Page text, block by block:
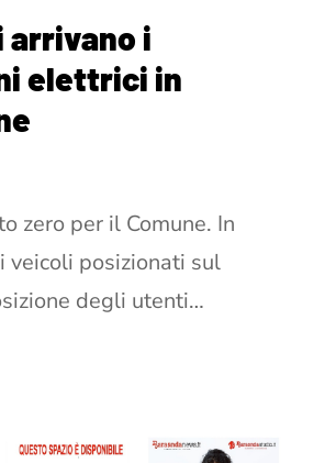
arrivano i
elettrici in
zero per il Comune. In
veicoli posizionati sul
degli utenti…